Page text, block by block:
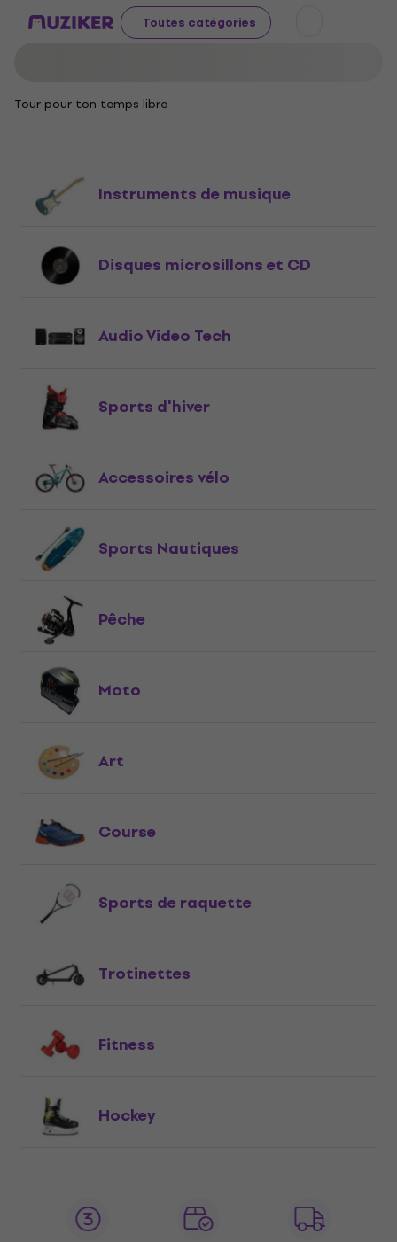
Toutes catégories
Tour pour ton temps libre
Instruments de musique
Disques microsillons et CD
Audio Video Tech
Sports d'hiver
Accessoires vélo
Sports Nautiques
Pêche
Moto
Art
Course
Sports de raquette
Trotinettes
Fitness
Hockey